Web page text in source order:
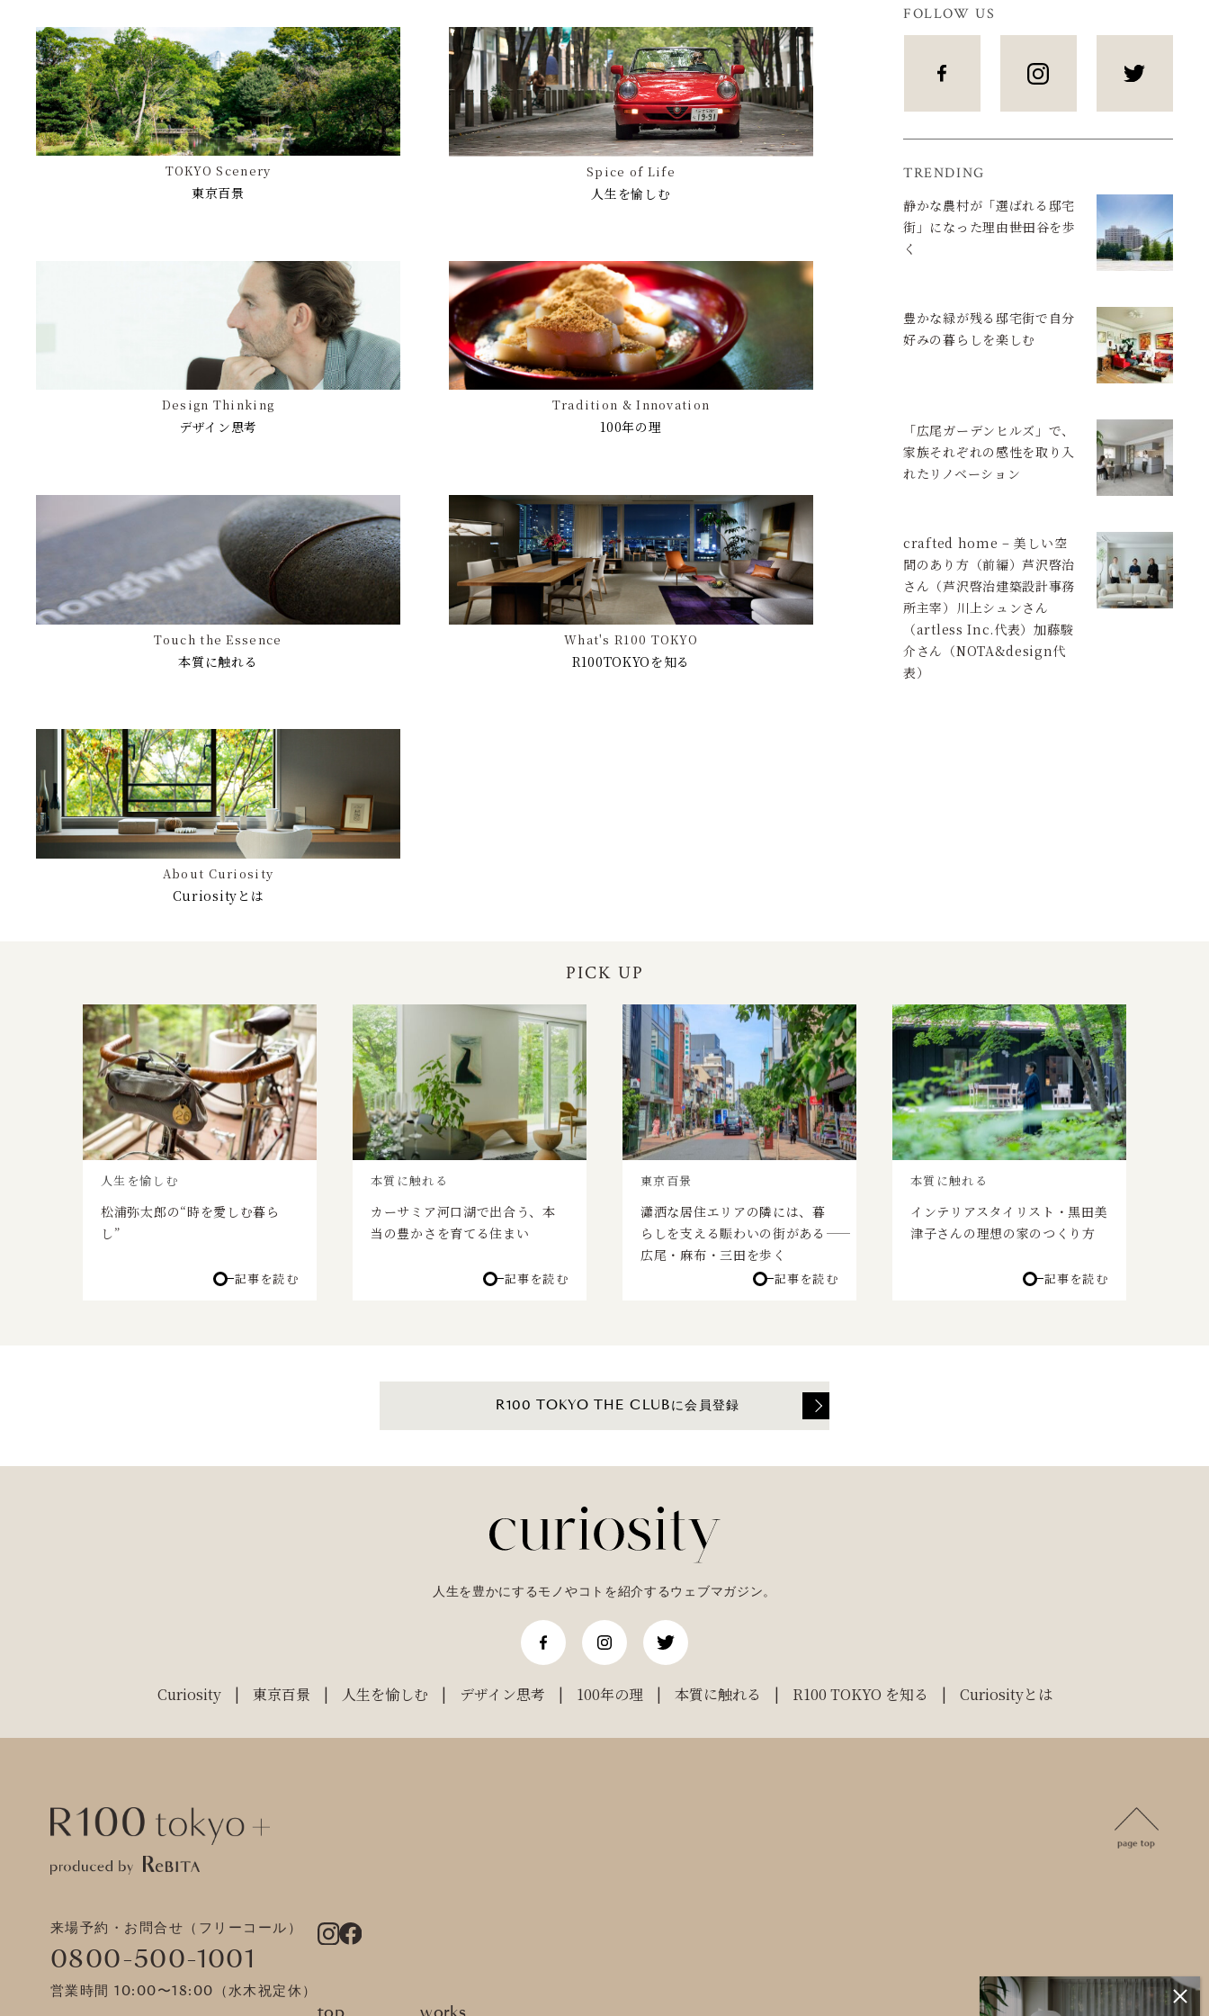
TOKYO Scenery
東京百景
Spice of Life
人生を愉しむ
Design Thinking
デザイン思考
Tradition & Innovation
100年の理
Touch the Essence
本質に触れる
What's R100 TOKYO
R100TOKYOを知る
About Curiosity
Curiosityとは
FOLLOW US
TRENDING
静かな農村が「選ばれる邸宅
街」になった理由――世田谷を歩
く
豊かな緑が残る邸宅街で自分
好みの暮らしを楽しむ
「広尾ガーデンヒルズ」で、
家族それぞれの感性を取り入
れたリノベーション
crafted home – 美しい空
間のあり方（前編）芦沢啓治
さん（芦沢啓治建築設計事務
所主宰）川上シュンさん
（artless Inc.代表）加藤駿
介さん（NOTA&design代
表）
PICK UP
人生を愉しむ
松浦弥太郎の“時を愛しむ暮ら
し”
記事を読む
本質に触れる
カーサミア河口湖で出合う、本
当の豊かさを育てる住まい
記事を読む
東京百景
瀟洒な居住エリアの隣には、暮
らしを支える賑わいの街がある――
広尾・麻布・三田を歩く
記事を読む
本質に触れる
インテリアスタイリスト・黒田美
津子さんの理想の家のつくり方
記事を読む
R100 TOKYO THE CLUBに会員登録
人生を豊かにするモノやコトを紹介するウェブマガジン。
Curiosity 東京百景 人生を愉しむ デザイン思考 100年の理 本質に触れる R100 TOKYO を知る Curiosityとは
来場予約・お問合せ（フリーコール）
0800-500-1001
営業時間 10:00〜18:00（水木祝定休）